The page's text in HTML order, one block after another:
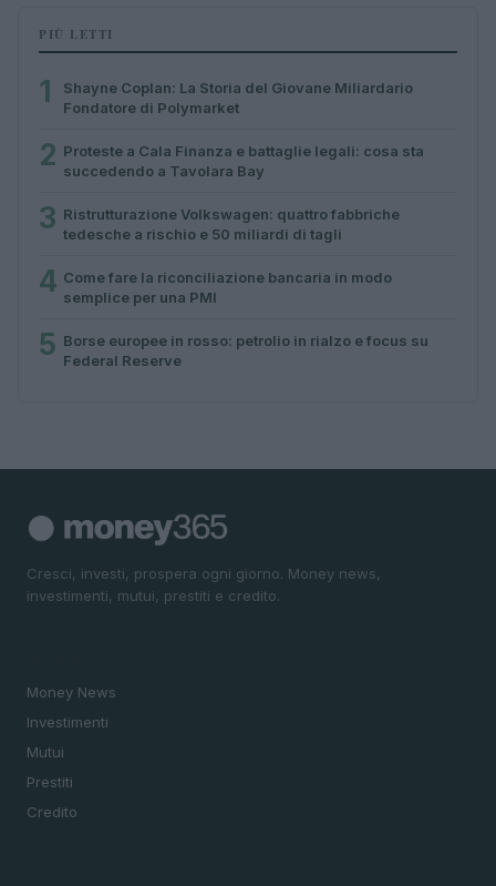
PIÙ LETTI
1
Shayne Coplan: La Storia del Giovane Miliardario
Fondatore di Polymarket
2 Proteste a Cala Finanza e battaglie legali: cosa sta
succedendo a Tavolara Bay
3 Ristrutturazione Volkswagen: quattro fabbriche
tedesche a rischio e 50 miliardi di tagli
4 Come fare la riconciliazione bancaria in modo
semplice per una PMI
5 Borse europee in rosso: petrolio in rialzo e focus su
Federal Reserve
Cresci, investi, prospera ogni giorno. Money news,
investimenti, mutui, prestiti e credito.
Money News
Investimenti
Mutui
Prestiti
Credito